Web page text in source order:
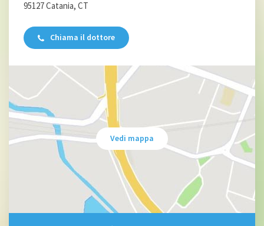
95127 Catania, CT
Chiama il dottore
Vedi mappa